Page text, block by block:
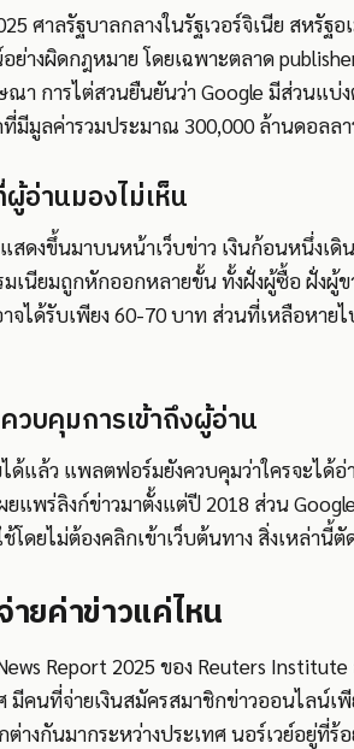
ศาลรัฐบาลกลางในรัฐเวอร์จิเนีย สหรัฐ
างผิดกฎหมาย โดยเฉพาะตลาด
า การไต่สวนยืนยันว่า Google มีส่วนแบ่ง
มีมูลค่ารวมประมาณ 300,000 ล้านดอลล
อ่านมองไม่เห็น
ดงขึ้นมาบนหน้าเว็บข่าว เงินก้อนหนึ่งเ
มเนียมถูกหักออกหลายขั้น ทั้งฝั่งผู้ซื้อ ฝั่งผู้
ได้รับเพียง 60-70 บาท ส่วนที่เหลือหาย
บคุมการเข้าถึงผู้อ่าน
ด้แล้ว แพลตฟอร์มยังควบคุมว่าใครจะได้
ยแพร่ลิงก์ข่าวมาตั้งแต่ปี 2018 ส่วน
โดยไม่ต้องคลิกเข้าเว็บต้นทาง สิ่งเหล่านี้
ยค่าข่าวแค่ไหน
Report 2025 ของ Reuters
มีคนที่จ่ายเงินสมัครสมาชิกข่าวออนไลน์
างกันมากระหว่างประเทศ นอร์เวย์อยู่ที่ร้